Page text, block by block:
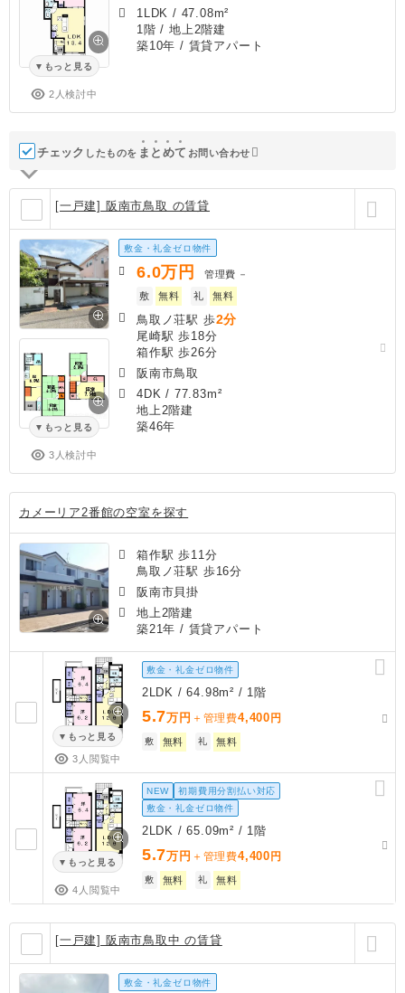
もっと見る
2人検討中
1LDK / 47.08m²
1階 / 地上2階建
築10年 / 賃貸アパート
チェック したものを ま と めて お問い合わせ
[一戸建] 阪南市鳥取 の賃貸
もっと見る
3人検討中
敷金・礼金ゼロ物件
6.0万円 管理費 －
敷
無料 礼 無料
鳥取ノ荘駅 歩2分
尾崎駅 歩18分
箱作駅 歩26分
阪南市鳥取
4DK / 77.83m²
地上2階建
築46年
カメーリア2番館の空室を探す
箱作駅 歩11分
鳥取ノ荘駅 歩16分
阪南市貝掛
地上2階建
築21年 / 賃貸アパート
もっと見る
3人閲覧中
敷金・礼金ゼロ物件
2LDK / 64.98m² / 1階
5.7万円 ＋管理費4,400 円
敷 無料 礼 無料
もっと見る
4人閲覧中
NEW
初期費用分割払い対応
敷金・礼金ゼロ物件
2LDK / 65.09m² / 1階
5.7万円 ＋管理費4,400 円
敷 無料 礼 無料
[一戸建] 阪南市鳥取中 の賃貸
敷金・礼金ゼロ物件